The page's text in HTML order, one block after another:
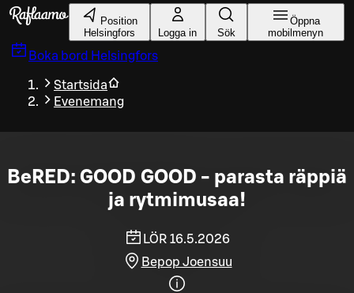
Gå till huvudinnehållet
Position
Helsingfors
Logga in Sök
Öppna
mobilmenyn
Boka bord Helsingfors
Startsida
Evenemang
BeRED: GOOD GOOD - parasta räppiä
ja rytmimusaa!
LÖR 16.5.2026
Bepop Joensuu